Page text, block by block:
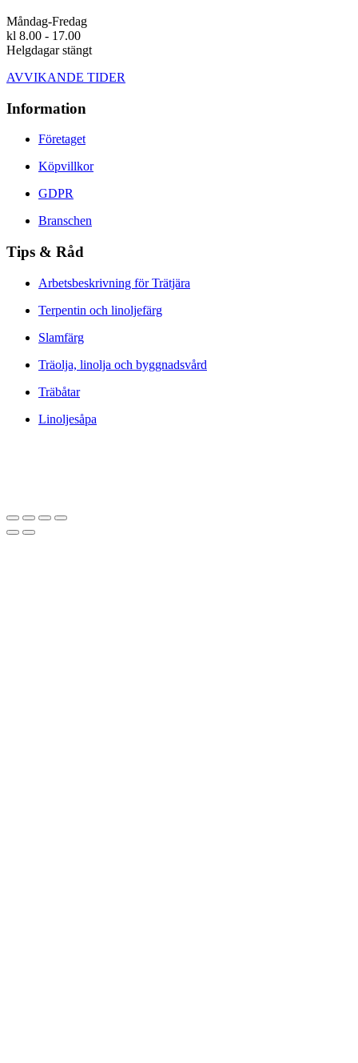
Måndag-Fredag
kl 8.00 - 17.00
Helgdagar stängt
AVVIKANDE TIDER
Information
Företaget
Köpvillkor
GDPR
Branschen
Tips & Råd
Arbetsbeskrivning för Trätjära
Terpentin och linoljefärg
Slamfärg
Träolja, linolja och byggnadsvård
Träbåtar
Linoljesåpa